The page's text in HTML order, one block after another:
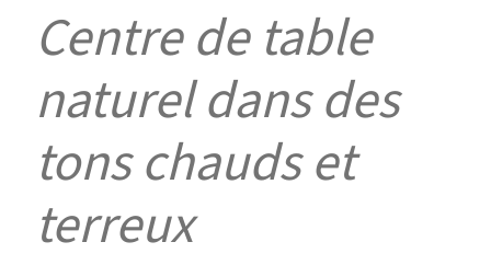
Centre de table
naturel dans des
tons chauds et
terreux